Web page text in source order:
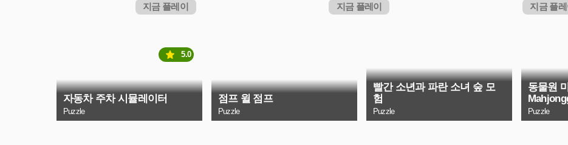
지금 플레이 지금 플레이 지금 플레
자동차 주차 시뮬레이터
Puzzle
5.0
점프 윌 점프
Puzzle
빨간 소년과 파란 소녀 숲 모
험
Puzzle
동물원
Puzzle